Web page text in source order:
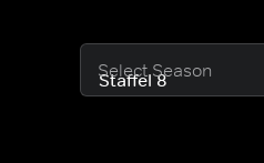
Select Season